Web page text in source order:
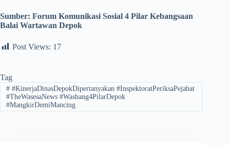
Sumber: Forum Komunikasi Sosial 4 Pilar Kebangsaan
Balai Wartawan Depok
Post Views: 17
Tag
##KinerjaDinasDepokDipertanyakan #InspektoratPeriksaPejabat
#TheWasesaNews #Wasbang4PilarDepok
#MangkirDemiMancing